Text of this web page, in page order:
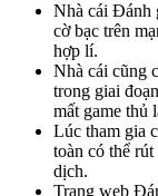
Nhà cái Đánh
cờ bạc trên
hợp lí.
Nhà cái cũng
trong giai
mất game thủ
Lúc tham gia
toàn có thể
dịch.
Trang web